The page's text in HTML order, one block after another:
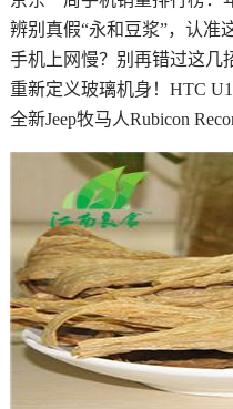
辨别真假“永和豆浆”，认准
手机上网慢？别再错过这几
重新定义玻璃机身！HTC
全新Jeep牧马人Rubicon